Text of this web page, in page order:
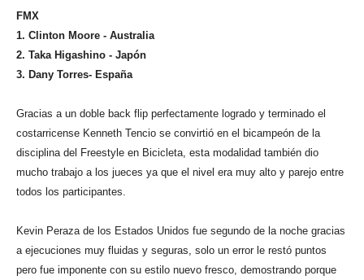
FMX
1. Clinton Moore - Australia
2. Taka Higashino - Japón
3. Dany Torres- España
Gracias a un doble back flip perfectamente logrado y terminado el
costarricense Kenneth Tencio se convirtió en el bicampeón de la
disciplina del Freestyle en Bicicleta, esta modalidad también dio
mucho trabajo a los jueces ya que el nivel era muy alto y parejo entre
todos los participantes.
Kevin Peraza de los Estados Unidos fue segundo de la noche gracias
a ejecuciones muy fluidas y seguras, solo un error le restó puntos
pero fue imponente con su estilo nuevo fresco, demostrando porque